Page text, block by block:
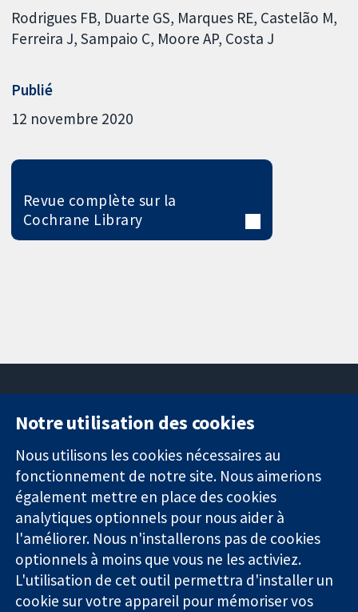
Rodrigues FB Duarte GS Marques RE Castelão M
Ferreira J Sampaio C Moore AP Costa J
Publié
12 novembre 2020
Revue complète sur la
Cochrane Library
Des données
probantes.
Des décisions
éclairées.
Une meilleure
santé.
11-13 Cavendish
Square
Londres
W1G0AN
Royaume-Uni
nous
Actualités
Service de
presse
Qui sommes-
nous
Offres
d'emploi
Notre utilisation des cookies
Nous utilisons les cookies nécessaires au
fonctionnement de notre site. Nous aimerions
également mettre en place des cookies
analytiques optionnels pour nous aider à
l'améliorer. Nous n'installerons pas de cookies
optionnels à moins que vous ne les activiez.
L'utilisation de cet outil permettra d'installer un
cookie sur votre appareil pour mémoriser vos